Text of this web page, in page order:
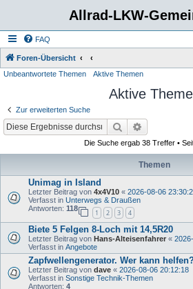
Allrad-LKW-
FAQ
Foren-Übersicht
Unbeantwortete Themen Aktive Themen
Aktive
Zur erweiterten Suche
Suche
Die Suche ergab 38 Treffer •
Themen
Unimag in Island
Letzter Beitrag von 4x4V10 « 2026-08-06
Verfasst in Unterwegs & Draußen
Antworten: 118
1 2 3 4
Biete 5 Felgen 8-Loch mit 14,5R20
Letzter Beitrag von Hans-Alteisenfahrer «
Verfasst in Angebote
Zapfwellengenerator. Wer kann
Letzter Beitrag von dave « 2026-08-06 20:12:18
Verfasst in Sonstige Technik-Themen
Antworten: 4